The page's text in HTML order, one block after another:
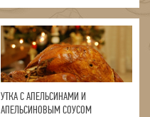
УТКА С АПЕЛЬСИНАМИ И
АПЕЛЬСИНОВЫМ СОУСОМ